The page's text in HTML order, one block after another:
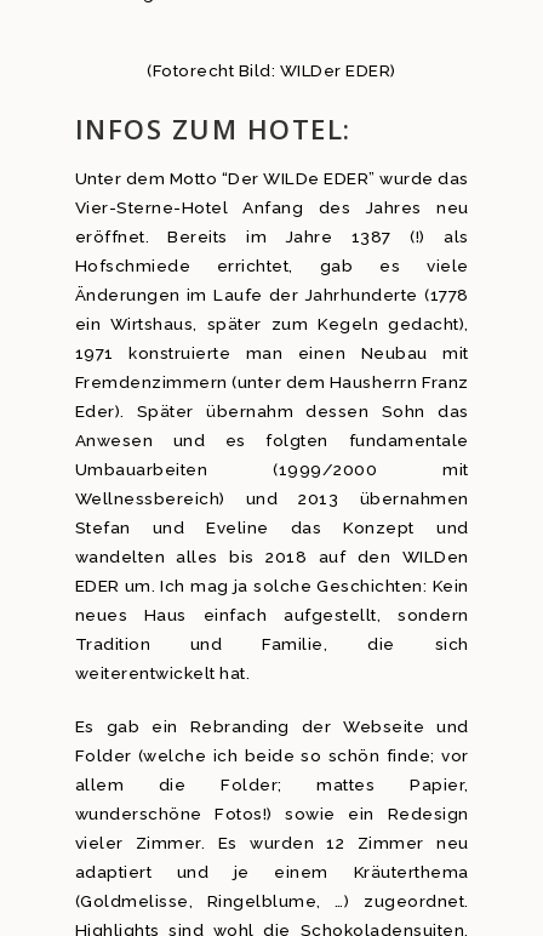
(Fotorecht Bild: WILDer EDER)
INFOS ZUM HOTEL:
Unter dem Motto “Der WILDe EDER” wurde das
Vier-Sterne-Hotel Anfang des Jahres neu
eröffnet. Bereits im Jahre 1387 (!) als
Hofschmiede errichtet, gab es viele
Änderungen im Laufe der Jahrhunderte (1778
ein Wirtshaus, später zum Kegeln gedacht),
1971 konstruierte man einen Neubau mit
Fremdenzimmern (unter dem Hausherrn Franz
Eder). Später übernahm dessen Sohn das
Anwesen und es folgten fundamentale
Umbauarbeiten (1999/2000 mit
Wellnessbereich) und 2013 übernahmen
Stefan und Eveline das Konzept und
wandelten alles bis 2018 auf den WILDen
EDER um. Ich mag ja solche Geschichten: Kein
neues Haus einfach aufgestellt, sondern
Tradition und Familie, die sich
weiterentwickelt hat.
Es gab ein Rebranding der Webseite und
Folder (welche ich beide so schön finde; vor
allem die Folder; mattes Papier,
wunderschöne Fotos!) sowie ein Redesign
vieler Zimmer. Es wurden 12 Zimmer neu
adaptiert und je einem Kräuterthema
(Goldmelisse, Ringelblume, …) zugeordnet.
Highlights sind wohl die Schokoladensuiten,